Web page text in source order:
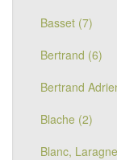
Basset (7)
Bertrand (6)
Bertrand
Blache (2)
Blanc,